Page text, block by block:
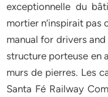
exceptionnelle du
mortier n’inspirait pas
manual for drivers and
structure porteuse en
murs de pierres. Les
Santa Fé Railway